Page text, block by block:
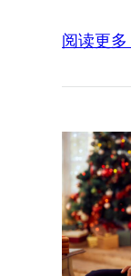
阅读更多